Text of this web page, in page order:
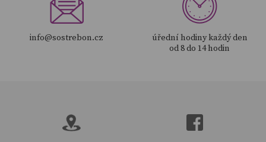
info@sostrebon.cz
úřední hodiny každý den
od 8 do 14 hodin